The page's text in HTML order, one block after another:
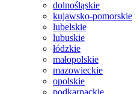
dolnośląskie
kujawsko-pomorskie
lubelskie
lubuskie
łódzkie
małopolskie
mazowieckie
opolskie
podkarpackie